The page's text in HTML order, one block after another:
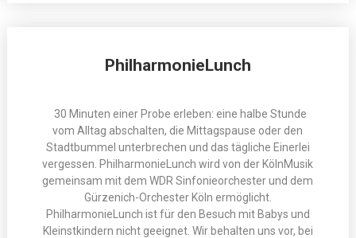
PhilharmonieLunch
30 Minuten einer Probe erleben: eine halbe Stunde
vom Alltag abschalten, die Mittagspause oder den
Stadtbummel unterbrechen und das tägliche Einerlei
vergessen. PhilharmonieLunch wird von der KölnMusik
gemeinsam mit dem WDR Sinfonieorchester und dem
Gürzenich-Orchester Köln ermöglicht.
PhilharmonieLunch ist für den Besuch mit Babys und
Kleinstkindern nicht geeignet. Wir behalten uns vor, bei